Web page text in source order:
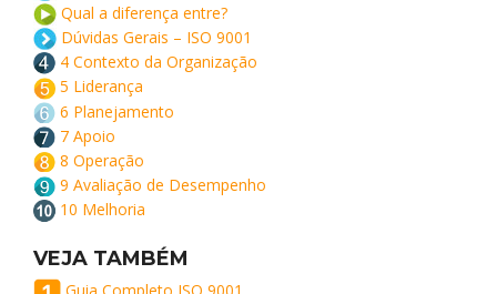
Qual a diferença entre?
Dúvidas Gerais – ISO 9001
4 Contexto da Organização
5 Liderança
6 Planejamento
7 Apoio
8 Operação
9 Avaliação de Desempenho
10 Melhoria
VEJA TAMBÉM